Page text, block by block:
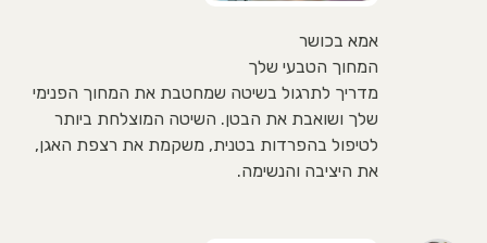
אמא בכושר
המחוך הטבעי שלך
מדריך לתרגול בשיטה שמחטבת את המחוך הפנימי
שלך ושואבת את הבטן. השיטה המוצלחת ביותר
לטיפול בהפרדות בטנית, משקמת את רצפת האגן,
את היציבה והנשימה.